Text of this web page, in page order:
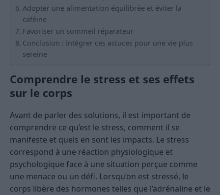
Adopter une alimentation équilibrée et éviter la
caféine
Favoriser un sommeil réparateur
Conclusion : intégrer ces astuces pour une vie plus
sereine
Comprendre le stress et ses effets
sur le corps
Avant de parler des solutions, il est important de
comprendre ce qu’est le stress, comment il se
manifeste et quels en sont les impacts. Le stress
correspond à une réaction physiologique et
psychologique face à une situation perçue comme
une menace ou un défi. Lorsqu’on est stressé, le
corps libère des hormones telles que l’adrénaline et le